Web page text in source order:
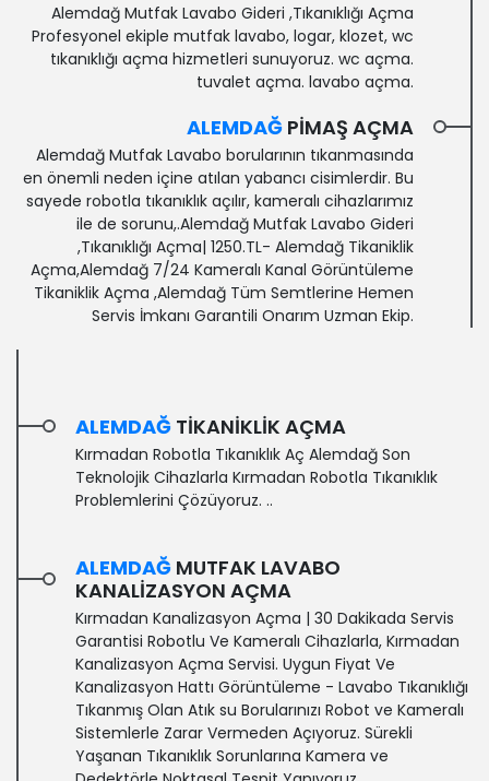
Alemdağ Mutfak Lavabo Gideri ,Tıkanıklığı Açma
Profesyonel ekiple mutfak lavabo, logar, klozet, wc
tıkanıklığı açma hizmetleri sunuyoruz. wc açma.
tuvalet açma. lavabo açma.
ALEMDAĞ PIMAŞ AÇMA
Alemdağ Mutfak Lavabo borularının tıkanmasında
en önemli neden içine atılan yabancı cisimlerdir. Bu
sayede robotla tıkanıklık açılır, kameralı cihazlarımız
ile de sorunu,.Alemdağ Mutfak Lavabo Gideri
,Tıkanıklığı Açma| 1250.TL- Alemdağ Tikaniklik
Açma,Alemdağ 7/24 Kameralı Kanal Görüntüleme‎
Tikaniklik Açma ,Alemdağ Tüm Semtlerine Hemen
Servis İmkanı Garantili Onarım Uzman Ekip.
ALEMDAĞ TIKANIKLIK AÇMA
Kırmadan Robotla Tıkanıklık Aç Alemdağ Son
Teknolojik Cihazlarla Kırmadan Robotla Tıkanıklık
Problemlerini Çözüyoruz. ..
ALEMDAĞ MUTFAK LAVABO
KANALIZASYON AÇMA
Kırmadan Kanalizasyon Açma | 30 Dakikada Servis
Garantisi‎ Robotlu Ve Kameralı Cihazlarla, Kırmadan
Kanalizasyon Açma Servisi. Uygun Fiyat Ve
Kanalizasyon Hattı Görüntüleme - Lavabo Tıkanıklığı
Tıkanmış Olan Atık su Borularınızı Robot ve Kameralı
Sistemlerle Zarar Vermeden Açıyoruz. Sürekli
Yaşanan Tıkanıklık Sorunlarına Kamera ve